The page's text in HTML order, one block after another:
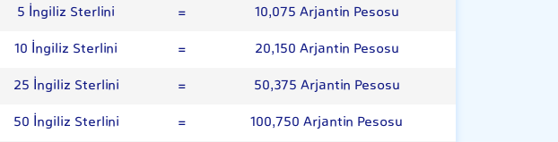
5 İngiliz Sterlini
=
10,075 Arjantin Pesosu
10 İngiliz Sterlini
=
20,150 Arjantin Pesosu
25 İngiliz Sterlini
=
50,375 Arjantin Pesosu
50 İngiliz Sterlini
=
100,750 Arjantin Pesosu